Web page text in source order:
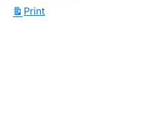
Print